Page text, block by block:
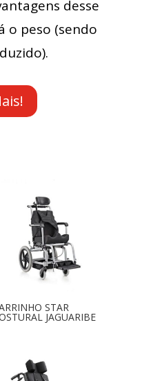
desse
o peso (sendo
STAR
JAGUARIBE